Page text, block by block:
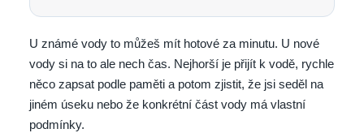
U známé vody to můžeš mít hotové za minutu. U nové
vody si na to ale nech čas. Nejhorší je přijít k vodě, rychle
něco zapsat podle paměti a potom zjistit, že jsi seděl na
jiném úseku nebo že konkrétní část vody má vlastní
podmínky.